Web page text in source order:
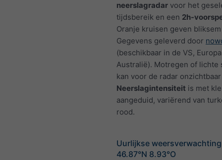
neerslagradar voor het
tijdsbereik en een 2h-
Oranje kruisen geven bliksem
Gegevens geleverd door
(beschikbaar in de VS,
Australië). Motregen of lichte
kan voor de radar
Neerslagintensiteit is met
aangeduid, variërend van
rood.
Uurlijkse
46.87°N 8.93°O